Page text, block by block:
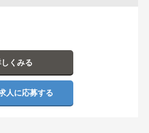
くみる
人に応募する